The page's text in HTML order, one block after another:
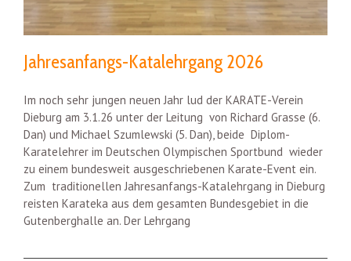
Jahresanfangs-Katalehrgang 2026
Im noch sehr jungen neuen Jahr lud der KARATE-Verein
Dieburg am 3.1.26 unter der Leitung von Richard Grasse (6.
Dan) und Michael Szumlewski (5. Dan), beide Diplom-
Karatelehrer im Deutschen Olympischen Sportbund wieder
zu einem bundesweit ausgeschriebenen Karate-Event ein.
Zum traditionellen Jahresanfangs-Katalehrgang in Dieburg
reisten Karateka aus dem gesamten Bundesgebiet in die
Gutenberghalle an. Der Lehrgang